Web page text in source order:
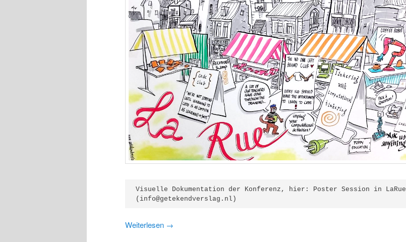
Visuelle Dokumentation der Konferenz, hier: Poster Session in LaRue
(info@getekendverslag.nl)
Weiterlesen →